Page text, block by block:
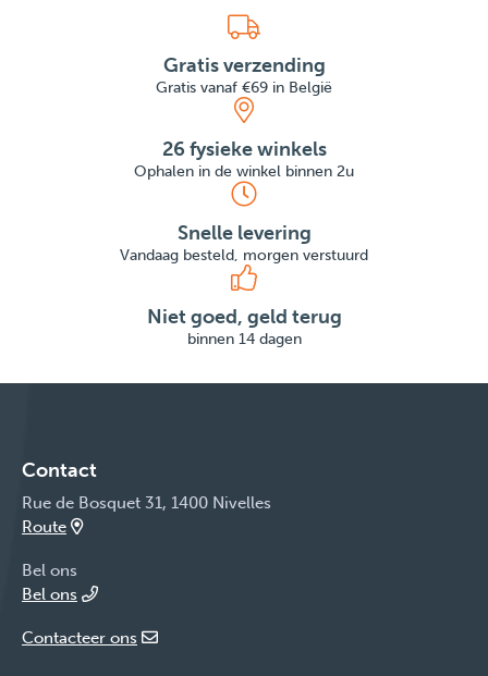
Gratis verzending
Gratis vanaf €69 in België
26 fysieke winkels
Ophalen in de winkel binnen 2u
Snelle levering
Vandaag besteld, morgen verstuurd
Niet goed, geld terug
binnen 14 dagen
Contact
Rue de Bosquet 31, 1400 Nivelles
Route
Bel ons
Bel ons
Contacteer ons